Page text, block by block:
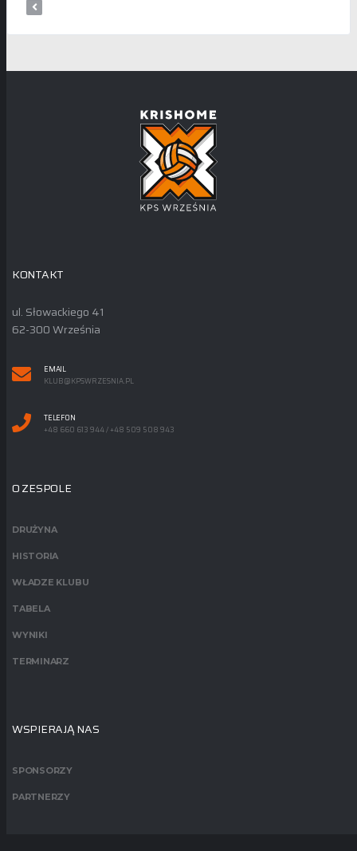
KONTAKT
ul. Słowackiego 41
62-300 Września
EMAIL
KLUB@KPSWRZESNIA.PL
TELEFON
+48 660 613 944 / +48 509 508 943
O ZESPOLE
DRUŻYNA
HISTORIA
WŁADZE KLUBU
TABELA
WYNIKI
TERMINARZ
WSPIERAJĄ NAS
SPONSORZY
PARTNERZY